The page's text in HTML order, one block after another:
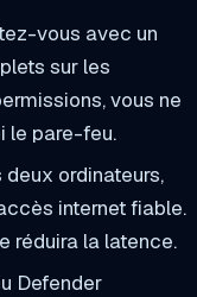
vous avec un
sur les
vous ne
le pare-feu.
deux ordinateurs,
internet fiable.
réduira la latence.
Defender